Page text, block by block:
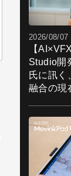
2026/08/07
【
Studio開
氏に訊く
融合の現